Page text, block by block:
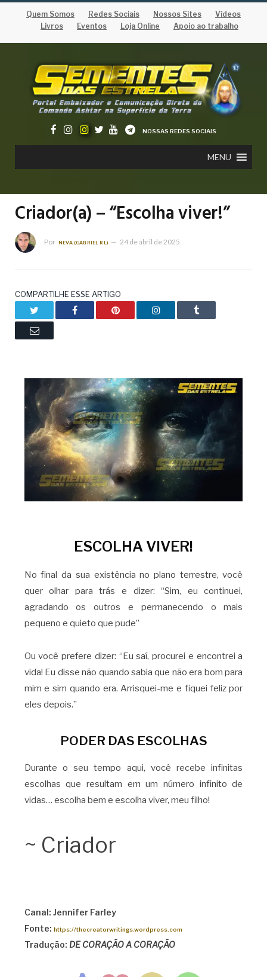
Quem Somos Redes Sociais Nossos Sites
Vídeos
Livros
Eventos Loja Online Apoio ao trabalho
NOSSAS REDES SOCIAIS
MENU
Criador(a) – “Escolha viver!”
Por NEVA (GABRIEL RL) 24 de abril de 2025
COMPARTILHE ESSE ARTIGO
Facebook Pinterest LinkedIn Tumblr
Email
ESCOLHA VIVER!
No final da sua existência no plano terrestre, você
quer olhar para trás e dizer: “Sim, eu continuei,
agradando os outros e permanecendo o mais
pequeno e quieto que pude”
Ou você prefere dizer: “Eu saí, procurei e encontrei a
vida! Eu disse não quando sabia que não era bom para
mim e sim quando era. Arrisquei-me e fiquei feliz por
eles depois.”
PODER DAS ESCOLHAS
Durante o seu tempo aqui, você recebe infinitas
escolhas que resultam em um número infinito de
vidas… escolha bem e escolha viver, meu filho!
~ Criador
Canal: Jennifer Farley
Fonte: https://thecreatorwritings.wordpress.com
Tradução: DE CORAÇÃO A CORAÇÃO